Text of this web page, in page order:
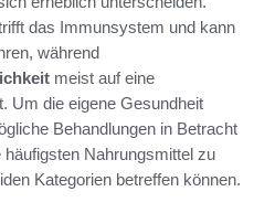
das Immunsystem und kann
während
meist auf eine
Um die eigene Gesundheit
Behandlungen in Betracht
Nahrungsmittel zu
Kategorien betreffen können.